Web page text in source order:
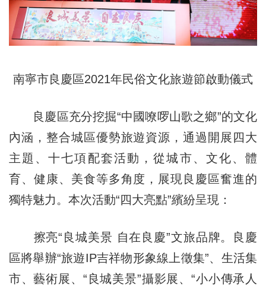
南寧市良慶區2021年民俗文化旅遊節啟動儀式
良慶區充分挖掘“中國嘹啰山歌之鄉”的文化
內涵，整合城區優勢旅遊資源，通過開展四大
主題、十七項配套活動，從城市、文化、體
育、健康、美食等多角度，展現良慶區奮進的
獨特魅力。本次活動“四大亮點”繽紛呈現：
擦亮“良城美景 自在良慶”文旅品牌。良慶
區將舉辦“旅遊IP吉祥物形象線上徵集”、生活集
市、藝術展、“良城美景”攝影展、“小小傳承人